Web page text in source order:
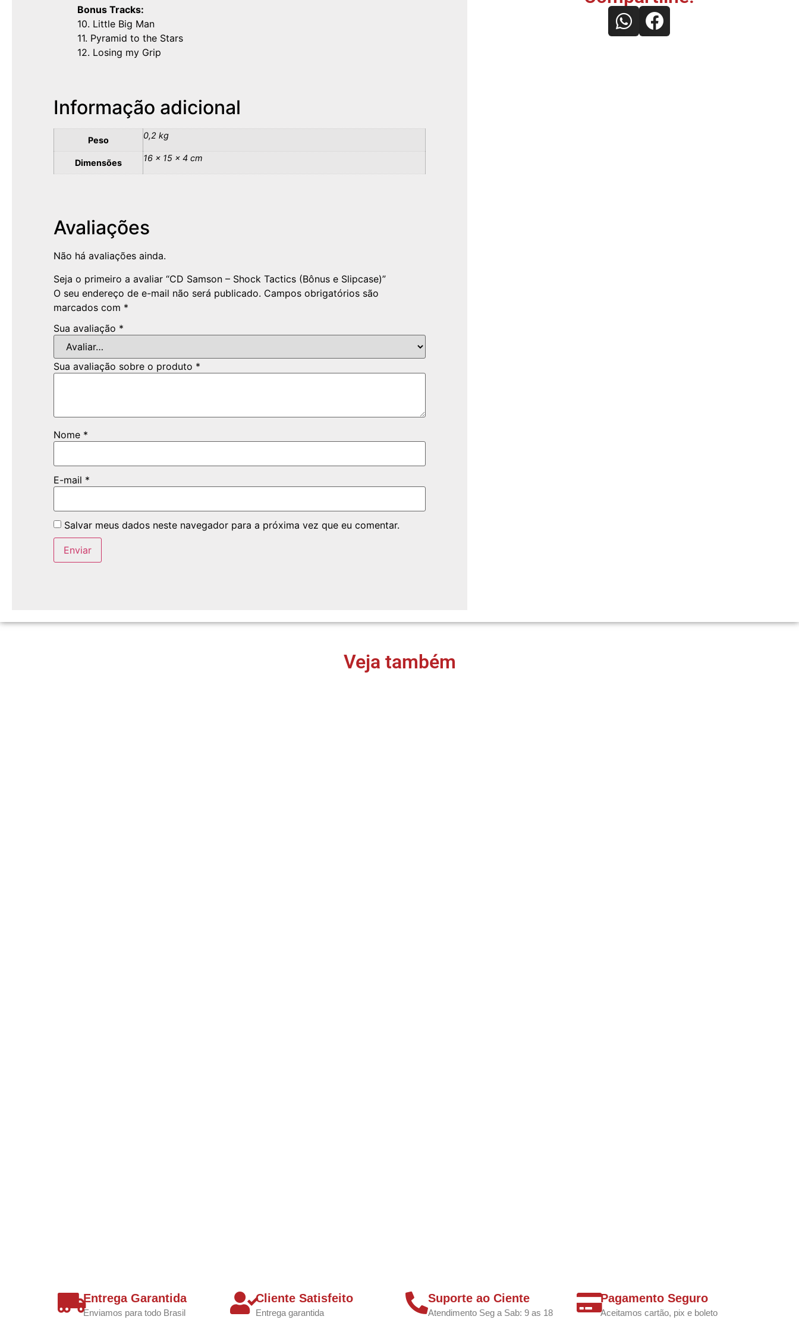
Bonus Tracks:
10. Little Big Man
11. Pyramid to the Stars
12. Losing my Grip
Informação adicional
Peso 0,2 kg
Dimensões 16 × 15 × 4 cm
Avaliações
Não há avaliações ainda.
Seja o primeiro a avaliar “CD Samson – Shock Tactics (Bônus e Slipcase)”
O seu endereço de e-mail não será publicado. Campos obrigatórios são
marcados com *
Sua avaliação *
Sua avaliação sobre o produto *
Nome *
E-mail *
Salvar meus dados neste navegador para a próxima vez que eu comentar.
Veja também
Entrega Garantida
Enviamos para todo Brasil
Cliente Satisfeito
Entrega garantida
Suporte ao Ciente
Atendimento Seg a Sab: 9 as 18
Pagamento Seguro
Aceitamos cartão, pix e boleto